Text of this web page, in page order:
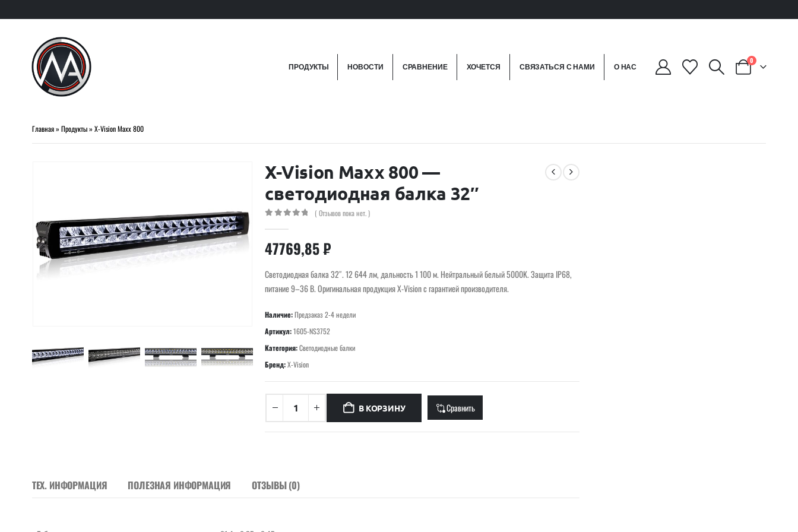
ПРОДУКТЫ НОВОСТИ СРАВНЕНИЕ ХОЧЕТСЯ СВЯЗАТЬСЯ С НАМИ О НАС
0
Главная» Продукты» X-Vision Maxx 800
X-Vision Maxx 800 —
светодиодная балка 32″
( Отзывов пока нет. )
47769,85₽
Светодиодная балка 32″. 12 644 лм, дальность 1 100 м. Нейтральный белый 5000K. Защита IP68,
питание 9–36 В. Оригинальная продукция X-Vision с гарантией производителя.
Наличие:Предзаказ 2-4 недели
Артикул:1605-NS3752
Категория:Светодиодные балки
Бренд:X-Vision
В КОРЗИНУ Сравнить
ТЕХ. ИНФОРМАЦИЯ ПОЛЕЗНАЯ ИНФОРМАЦИЯ ОТЗЫВЫ (0)